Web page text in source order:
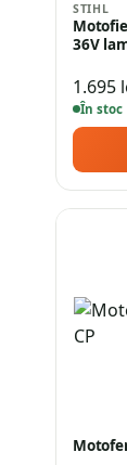
STIHL
36V
1.695
În stoc